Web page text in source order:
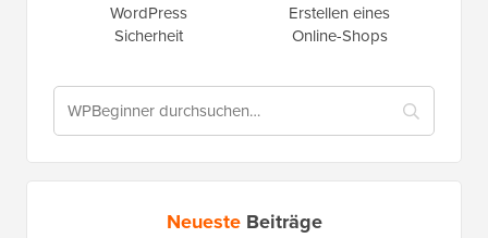
WordPress
Sicherheit
Erstellen eines
Online-Shops
Neueste Beiträge